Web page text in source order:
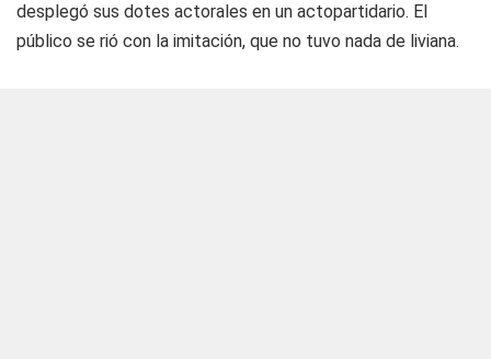
desplegó sus dotes actorales en un actopartidario. El
público se rió con la imitación, que no tuvo nada de liviana.